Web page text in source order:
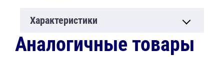
Характеристики
Аналогичные товары